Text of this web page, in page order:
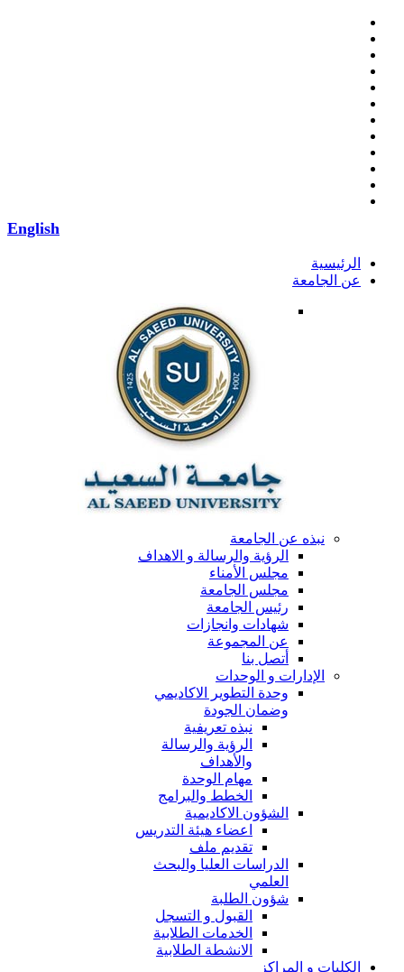
English
الرئيسية
عن الجامعة
نبذه عن الجامعة
الرؤية والرسالة و الاهداف
مجلس الأمناء
مجلس الجامعة
رئيس الجامعة
شهادات وانجازات
عن المجموعة
أتصل بنا
الإدارات و الوحدات
وحدة التطوير الاكاديمي
وضمان الجودة
نبذه تعريفية
الرؤية والرسالة
والأهداف
مهام الوحدة
الخطط والبرامج
الشؤون الاكاديمية
اعضاء هيئة التدريس
تقديم ملف
الدراسات العليا والبحث
العلمي
شؤون الطلبة
القبول و التسجل
الخدمات الطلابية
الانشطة الطلابية
الكليات و المراكز